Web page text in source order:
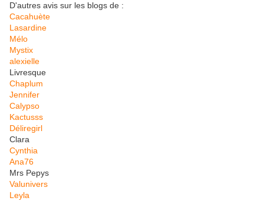
D'autres avis sur les blogs de :
Cacahuète
Lasardine
Mélo
Mystix
alexielle
Livresque
Chaplum
Jennifer
Calypso
Kactusss
Déliregirl
Clara
Cynthia
Ana76
Mrs Pepys
Valunivers
Leyla